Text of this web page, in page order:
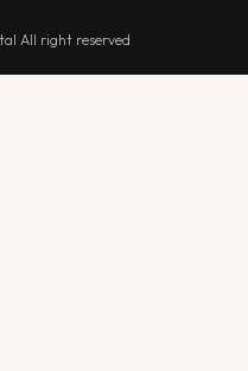
All right reserved